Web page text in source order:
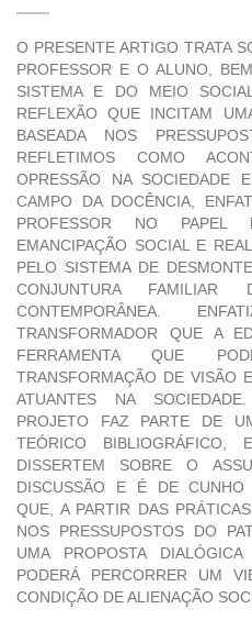
O PRESENTE ARTIGO TRATA
PROFESSOR E O ALUNO,
SISTEMA E DO MEIO
REFLEXÃO QUE INCITAM
BASEADA NOS
REFLETIMOS COMO
OPRESSÃO NA SOCIEDADE
CAMPO DA DOCÊNCIA,
PROFESSOR NO
EMANCIPAÇÃO SOCIAL E
PELO SISTEMA DE
CONJUNTURA
CONTEMPORÂNEA.
TRANSFORMADOR QUE A
FERRAMENTA QUE
TRANSFORMAÇÃO DE VISÃO
ATUANTES NA
PROJETO FAZ PARTE DE
TEÓRICO BIBLIOGRÁFICO,
DISSERTEM SOBRE O
DISCUSSÃO E É DE CUNHO
QUE, A PARTIR DAS
NOS PRESSUPOSTOS DO
UMA PROPOSTA
PODERÁ PERCORRER UM
CONDIÇÃO DE ALIENAÇÃO